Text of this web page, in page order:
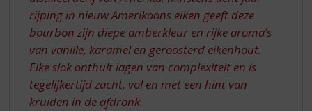
rijping in nieuw Amerikaans eiken geeft deze
bourbon zijn diepe amberkleur en rijke aroma’s
van vanille, karamel en geroosterd eikenhout.
Elke slok onthult lagen van complexiteit en is
tegelijkertijd zacht, vol en met een hint van
kruiden in de afdronk.